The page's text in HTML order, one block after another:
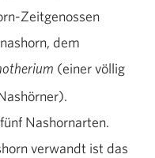
Zeitgenossen
dem
(einer völlig
Nashornarten.
verwandt ist das